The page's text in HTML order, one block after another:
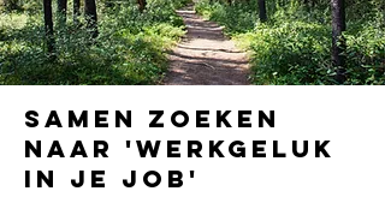
Samen zoeken
naar 'Werkgeluk
in je job'